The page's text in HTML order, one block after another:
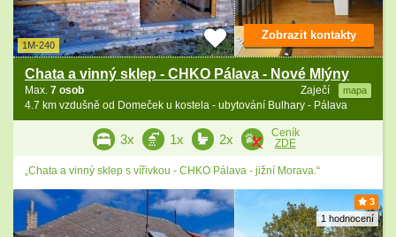
1M-240
Chata a vinný sklep - CHKO Pálava - Nové Mlýny
Zaječí mapa
Max. 7 osob
4.7 km vzdušně od Domeček u kostela - ubytování Bulhary - Pálava
Zobrazit kontakty
3x 1x 2x
Ceník
ZDE
„Chata a vinný sklep s vířivkou - CHKO Pálava - jižní Morava.“
3
1 hodnocení